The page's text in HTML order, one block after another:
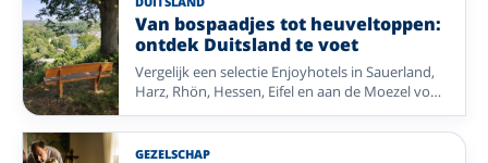
de charme van uw vakantiebestemming. Geniet
van comfort, gastvrijheid en alle mooie plekken
die op loopafstand liggen.
Van bospaadjes tot heuveltoppen:
ontdek Duitsland te voet
Vergelijk een selectie Enjoyhotels in Sauerland,
Harz, Rhön, Hessen, Eifel en aan de Moezel voor
een wandelvakantie door gevarieerde natuur.
GEZELSCHAP